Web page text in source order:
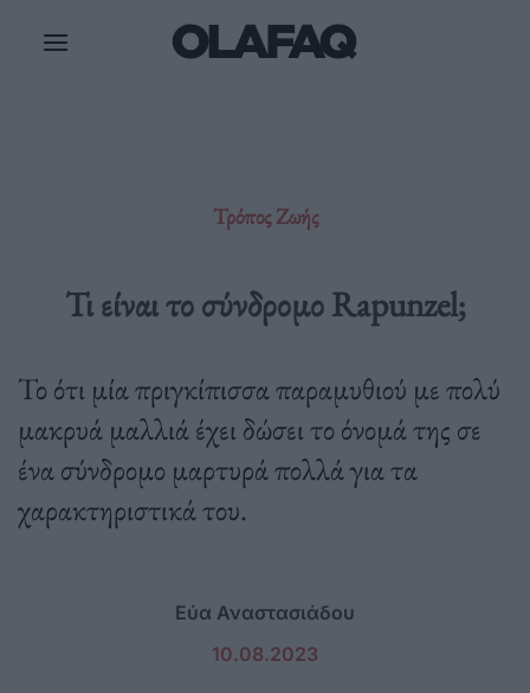
Τρόπος Ζωής
Τι είναι το σύνδρομο Rapunzel;
Το ότι μία πριγκίπισσα παραμυθιού με πολύ
μακρυά μαλλιά έχει δώσει το όνομά της σε
ένα σύνδρομο μαρτυρά πολλά για τα
χαρακτηριστικά του.
Εύα Αναστασιάδου
10.08.2023